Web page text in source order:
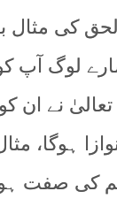
کی مثال
لوگ آپ
تعالیٰ نے ان
ہوگا،
کی صفت